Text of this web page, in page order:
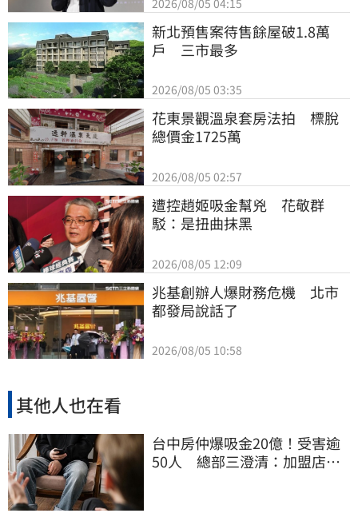
新北預售案待售餘屋破1.8萬
戶　三市最多
2026/08/05 03:35
花東景觀溫泉套房法拍　標脫
總價金1725萬
2026/08/05 02:57
遭控趙姬吸金幫兇　花敬群
駁：是扭曲抹黑
2026/08/05 12:09
兆基創辦人爆財務危機　北市
都發局說話了
2026/08/05 10:58
其他人也在看
台中房仲爆吸金20億！受害逾
50人 總部三澄清：加盟店股